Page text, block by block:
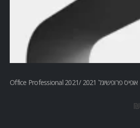
אופיס פרופשיונל 2021 /Office Professional 2021
₪